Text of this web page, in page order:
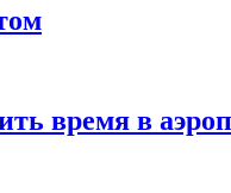
время в